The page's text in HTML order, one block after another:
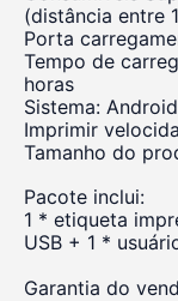
(distância entre
Porta
Tempo de
horas
Sistema:
Imprimir
Tamanho do
Pacote inclui:
1 * etiqueta
USB + 1 *
Garantia do